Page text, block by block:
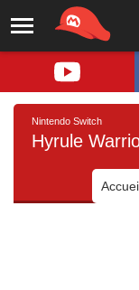
Nintendo Switch
Hyrule